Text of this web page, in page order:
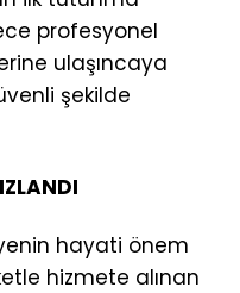
profesyonel
ulaşıncaya
şekilde
hayati önem
hizmete alınan